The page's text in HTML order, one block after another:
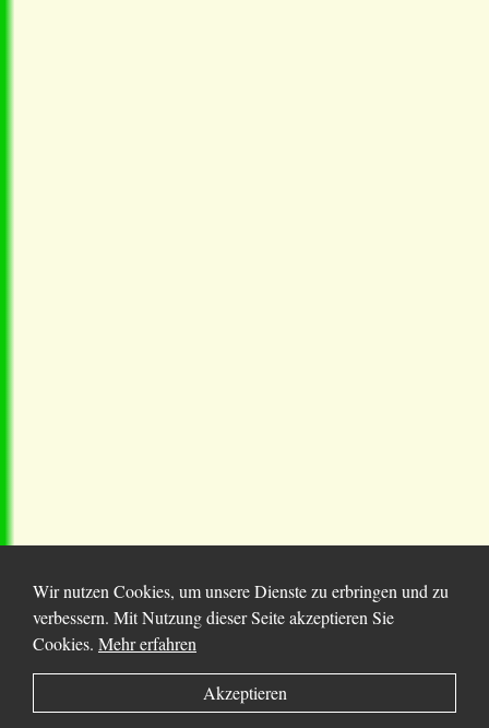
© 2025 Chortitza.org | Supported byD. F. Plett
Historical Research Foundation Inc.
Wir nutzen Cookies, um unsere Dienste zu erbringen und zu
verbessern. Mit Nutzung dieser Seite akzeptieren Sie
Cookies. Mehr erfahren
Akzeptieren